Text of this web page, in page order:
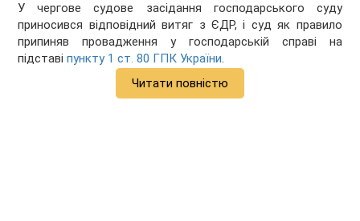
У чергове судове засідання господарського суду
приносився відповідний витяг з ЄДР, і суд як правило
припиняв провадження у господарській справі на
підставіпункту 1 ст. 80 ГПК України.
Читати повністю